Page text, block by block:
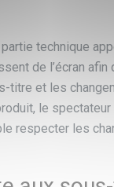
technique
de l’écran
titre et les
le
respecter les